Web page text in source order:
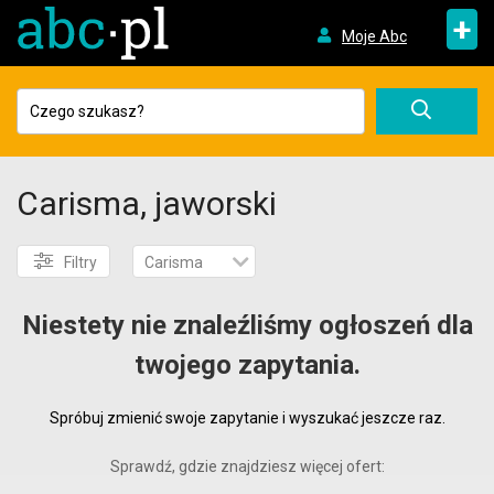
Moje Abc +
Carisma, jaworski
Filtry Carisma
Niestety nie znaleźliśmy ogłoszeń dla
twojego zapytania.
Spróbuj zmienić swoje zapytanie i wyszukać jeszcze raz.
Sprawdź, gdzie znajdziesz więcej ofert: